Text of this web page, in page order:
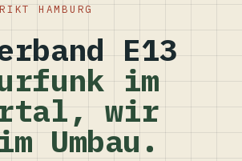
HAMBURG
E13
im
wir
Umbau.